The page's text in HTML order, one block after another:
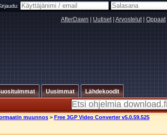
AfterDawn Uutiset| Arvostelut| Oppaat|
Uusimmat Lähdekoodit
muunnos > Free 3GP Video Converter v5.0.59.525